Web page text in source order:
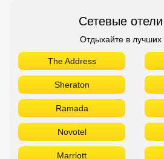
Marriott
Ibis
Fairmont
Поиск дешевых
Приложение от